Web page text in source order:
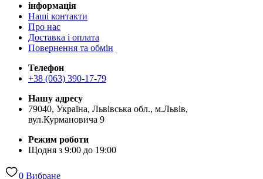
iнформація
Наші контакти
Про нас
Доставка і оплата
Повернення та обмін
Телефон
+38 (063) 390-17-79
Нашу адресу
79040, Україна, Львівська обл., м.Львів,
вул.Курмановича 9
Режим роботи
Щодня з 9:00 до 19:00
0 Вибране